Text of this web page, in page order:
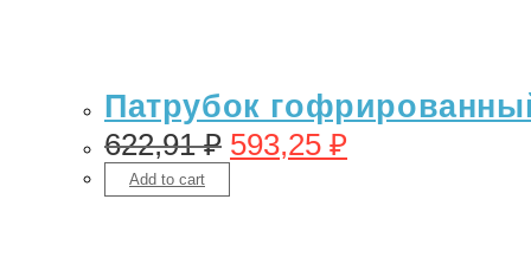
Патрубок
622,91₽ 593,25 ₽
Add to cart